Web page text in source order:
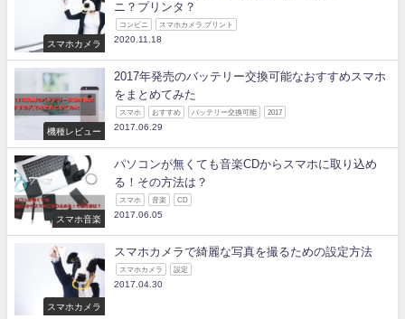
スマホカメラ
ニ？プリンタ？
コンビニ スマホカメラ.プリント
2020.11.18
機種レビュー
2017年発売のバッテリー交換可能なおすすめスマホ
をまとめてみた
スマホ おすすめ バッテリー交換可能 2017
2017.06.29
スマホ音楽
パソコンが無くても音楽CDからスマホに取り込め
る！その方法は？
スマホ 音楽 CD
2017.06.05
スマホカメラ
スマホカメラで綺麗な写真を撮るための設定方法
スマホカメラ 設定
2017.04.30